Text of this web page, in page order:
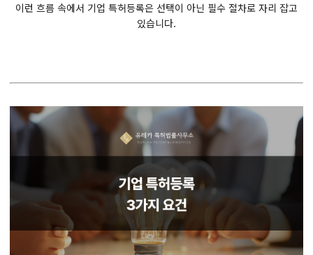
이런 흐름 속에서 기업 특허등록은 선택이 아닌 필수 절차로 자리 잡고
있습니다.